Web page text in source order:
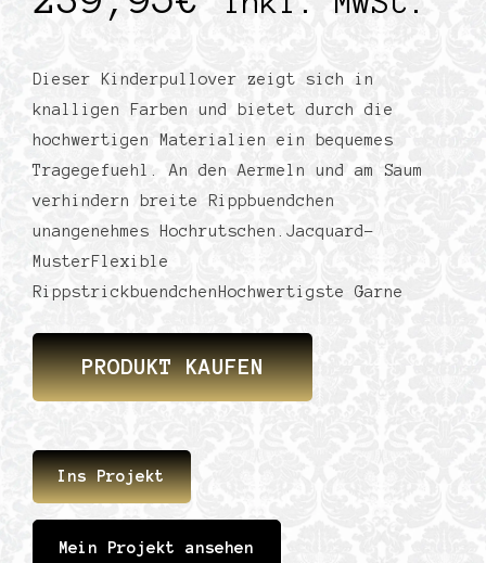
Dieser Kinderpullover zeigt sich in
knalligen Farben und bietet durch die
hochwertigen Materialien ein bequemes
Tragegefuehl. An den Aermeln und am Saum
verhindern breite Rippbuendchen
unangenehmes Hochrutschen.Jacquard-
MusterFlexible
RippstrickbuendchenHochwertigste Garne
PRODUKT KAUFEN
Ins Projekt
Mein Projekt ansehen